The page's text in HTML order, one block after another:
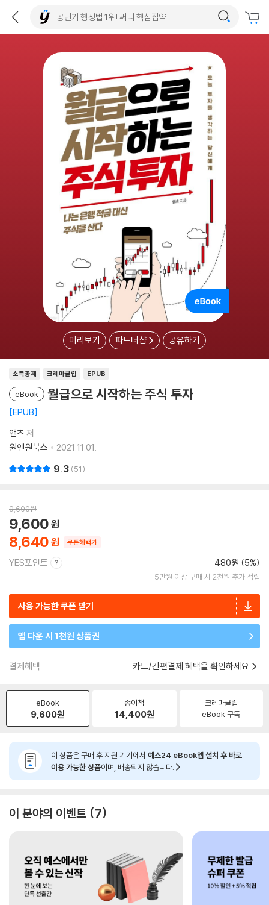
미리보기 파트너샵 공유하기
소득공제 크레마클럽 EPUB
eBook 월급으로 시작하는 주식 투자
EPUB
앤츠 저
원앤원북스
2021.11.01.
9.3 51
9,600원
8,640
9,600
쿠폰혜택가
YES포인트 480원 (5%)
5만원 이상 구매 시 2천원 추가 적립
사용 가능한 쿠폰 받기
앱 다운 시 1천원 상품권
결제혜택 카드/간편결제 혜택을 확인하세요
eBook
9,600원
종이책
14,400원
크레마클럽
eBook 구독
이 상품은 구매 후 지원 기기에서 예스24 eBook앱 설치 후 바로
이용 가능한 상품이며, 배송되지 않습니다.
이 분야의 이벤트 7